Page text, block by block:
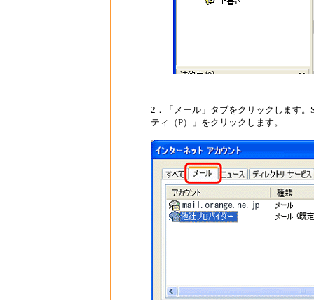
2．「メール」タブをクリックします
ティ（P）」をクリックします。